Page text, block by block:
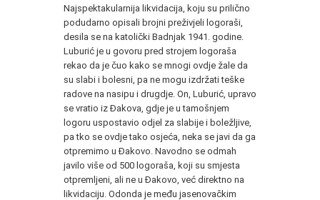
Najspektakularnija likvidacija, koju su prilično
podudarno opisali brojni preživjeli logoraši,
desila se na katolički Badnjak 1941. godine.
Luburić je u govoru pred strojem logoraša
rekao da je čuo kako se mnogi ovdje žale da
su slabi i bolesni, pa ne mogu izdržati teške
radove na nasipu i drugdje. On, Luburić, upravo
se vratio iz Đakova, gdje je u tamošnjem
logoru uspostavio odjel za slabije i boležljive,
pa tko se ovdje tako osjeća, neka se javi da ga
otpremimo u Đakovo. Navodno se odmah
javilo više od 500 logoraša, koji su smjesta
otpremljeni, ali ne u Đakovo, već direktno na
likvidaciju. Odonda je među jasenovačkim